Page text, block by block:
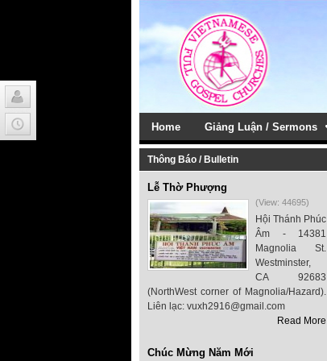
Home Giảng Luận / Sermons
Thông Báo / Bulletin
Lễ Thờ Phượng
(View: 44695)
Hội Thánh Phúc
Âm - 14381
Magnolia St.
Westminster,
CA 92683
(NorthWest corner of Magnolia/Hazard).
Liên lạc: vuxh2916@gmail.com
Read More
Chúc Mừng Năm Mới